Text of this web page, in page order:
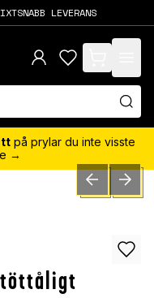
LEVERANS
items in cart,
på prylar du inte visste
→
PREVIOUSNEXT